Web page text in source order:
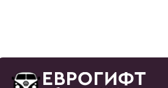
как Пакеты сумки 40*44см,